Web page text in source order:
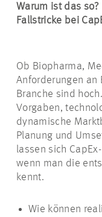
Warum ist das
Fallstricke bei
Ob Biopharma,
Anforderungen an
Branche sind
Vorgaben,
dynamische
Planung und
lassen sich
wenn man die
kennt.
Wie können